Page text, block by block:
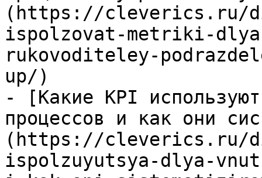
(https://cleverics.ru/
ispolzovat-metriki-
rukovoditeley-
up/)
- [Какие KPI
процессов и как они
(https://cleverics.ru/
ispolzuyutsya-dlya-